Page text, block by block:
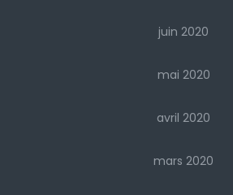
juin 2020
mai 2020
avril 2020
mars 2020